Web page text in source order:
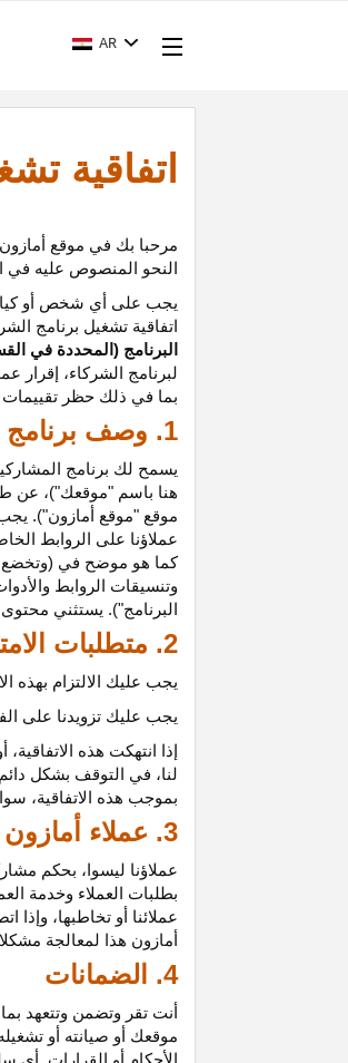
AR
اتفاقية
مرحبا بك في موقع
النحو المنصوص عليه في
يجب على أي شخص أو كيان
اتفاقية تشغيل برنامج
البرنامج (المحددة في
لبرنامج الشركاء،
إقرار
بما في ذلك حظر تقييمات
1. وصف برنامج الشركاء
يسمح لك برنامج
هنا باسم "موقعك")، عن
موقع "موقع أمازون"). يجب
عملاؤنا على الروابط
كما هو موضح في (وتخضع
وتنسيقات الروابط
البرنامج"). يستثني
2. متطلبات الامتثال لبرنامج المشاركين
يجب عليك الالتزام بهذه
يجب عليك تزويدنا على
إذا انتهكت هذه
الاتفاقية،
لنا، في التوقف بشكل
بموجب هذه
الاتفاقية،
3. عملاء أمازون
عملاؤنا ليسوا، بحكم
بطلبات العملاء وخدمة
عملائنا أو تخاطبها،
أمازون هذا لمعالجة
4. الضمانات
أنت تقر وتضمن وتتعهد
موقعك أو صيانته أو